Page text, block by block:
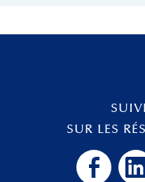
SUR LES